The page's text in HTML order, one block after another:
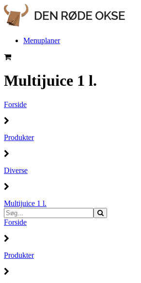
Menuplaner
Multijuice 1 l.
Forside
Produkter
Diverse
Multijuice 1 l.
Forside
Produkter